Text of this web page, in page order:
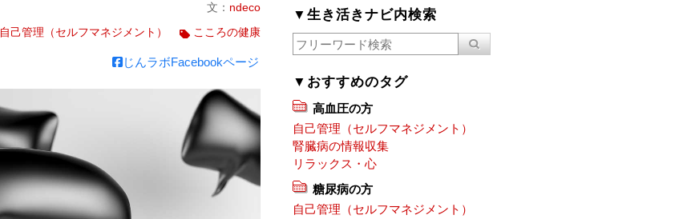
文： ndeco
自己管理（セルフマネジメント） こころの健康
じんラボFacebookページ
▼生き活きナビ内検索
▼おすすめのタグ
高血圧の方
自己管理（セルフマネジメント）
腎臓病の情報収集
リラックス・心
糖尿病の方
自己管理（セルフマネジメント）